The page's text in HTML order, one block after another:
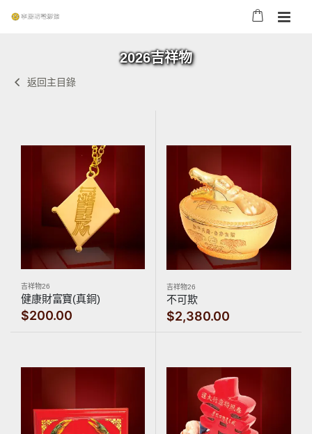
2026吉祥物
返回主目錄
吉祥物26
健康財富寶(真銅)
$200.00
吉祥物26
不可欺
$2,380.00